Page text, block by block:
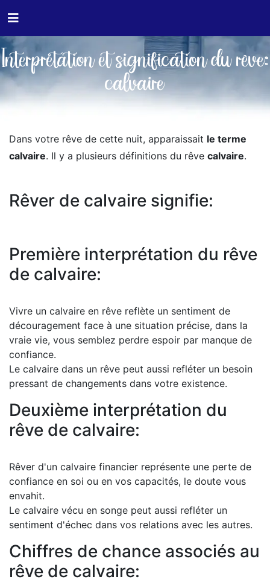
Interprétation et signification du rêve:
calvaire
Dans votre rêve de cette nuit, apparaissait le terme
calvaire. Il y a plusieurs définitions du rêve calvaire.
Rêver de calvaire signifie:
Première interprétation du rêve
de calvaire:
Vivre un calvaire en rêve reflète un sentiment de
découragement face à une situation précise, dans la
vraie vie, vous semblez perdre espoir par manque de
confiance.
Le calvaire dans un rêve peut aussi refléter un besoin
pressant de changements dans votre existence.
Deuxième interprétation du
rêve de calvaire:
Rêver d'un calvaire financier représente une perte de
confiance en soi ou en vos capacités, le doute vous
envahit.
Le calvaire vécu en songe peut aussi refléter un
sentiment d'échec dans vos relations avec les autres.
Chiffres de chance associés au
rêve de calvaire: